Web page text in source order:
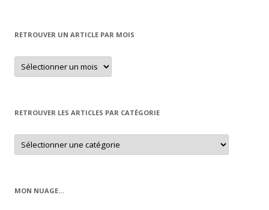
RETROUVER UN ARTICLE PAR MOIS
Retrouver
un
article
RETROUVER LES ARTICLES PAR CATÉGORIE
Retrouver
les
articles
MON NUAGE…